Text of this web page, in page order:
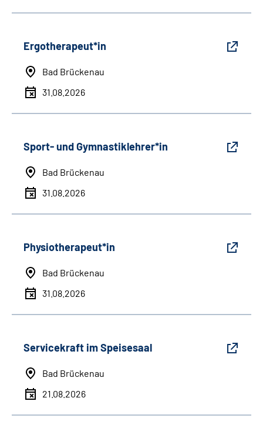
Ergotherapeut*in
Bad Brückenau
31.08.2026
Sport- und Gymnastiklehrer*in
Bad Brückenau
31.08.2026
Physiotherapeut*in
Bad Brückenau
31.08.2026
Servicekraft im Speisesaal
Bad Brückenau
21.08.2026